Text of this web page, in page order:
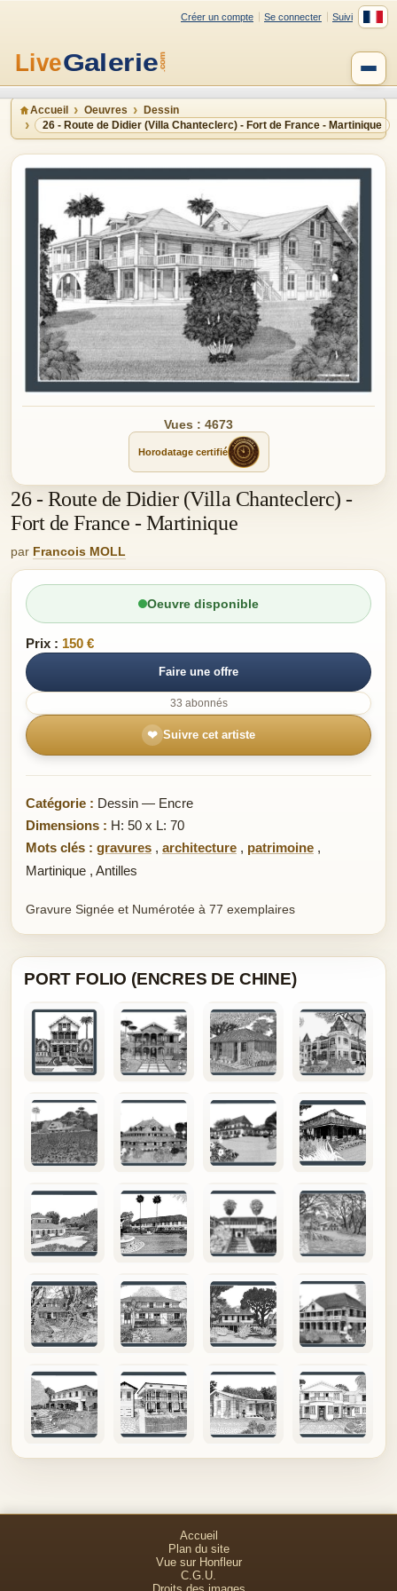
Créer un compte Se connecter Suivi
Accueil Oeuvres
Dessin
26 - Route de Didier (Villa Chanteclerc) - Fort de France - Martinique
Vues : 4673
Horodatage certifié
26 - Route de Didier (Villa Chanteclerc) -
Fort de France - Martinique
par Francois MOLL
Oeuvre disponible
Prix : 150 €
Faire une offre
33 abonnés
❤ Suivre cet artiste
Catégorie : Dessin — Encre
Dimensions : H: 50 x L: 70
Mots clés : gravures , architecture , patrimoine ,
Martinique , Antilles
Gravure Signée et Numérotée à 77 exemplaires
PORT FOLIO (ENCRES DE CHINE)
Accueil
Plan du site
Vue sur Honfleur
C.G.U.